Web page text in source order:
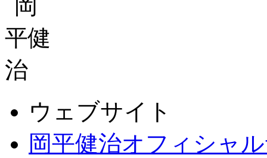
ウェブサイト
岡平健治オフィシャ